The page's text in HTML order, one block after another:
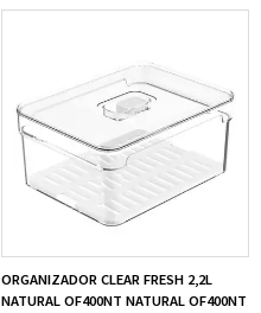
ORGANIZADOR CLEAR FRESH 2,2L
NATURAL OF400NT NATURAL OF400NT